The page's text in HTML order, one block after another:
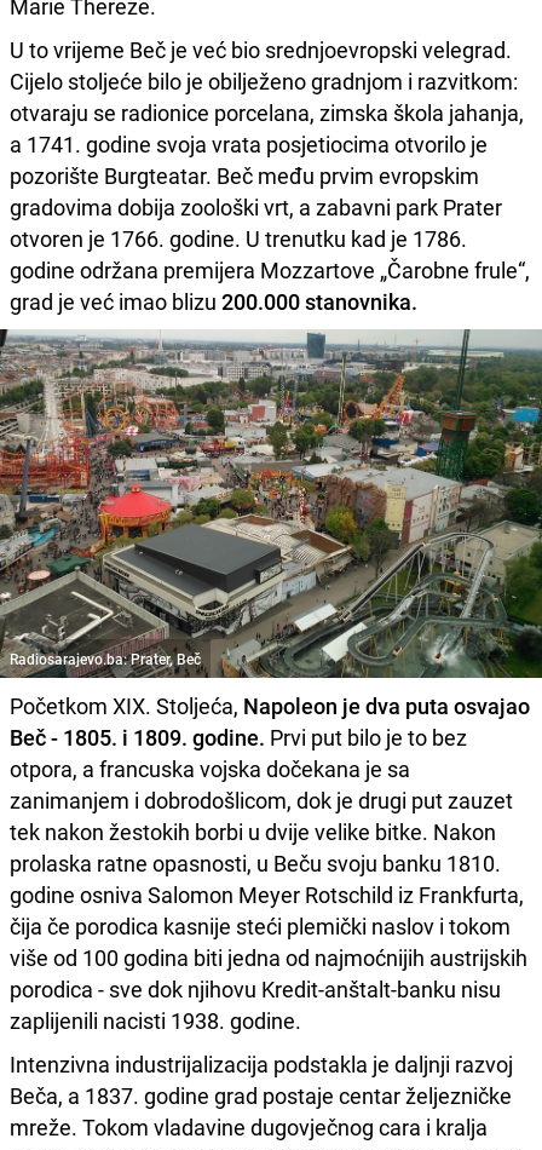
U to vrijeme Beč je već bio srednjoevropski velegrad.
Cijelo stoljeće bilo je obilježeno gradnjom i razvitkom:
otvaraju se radionice porcelana, zimska škola jahanja,
a 1741. godine svoja vrata posjetiocima otvorilo je
pozorište Burgteatar. Beč među prvim evropskim
gradovima dobija zoološki vrt, a zabavni park Prater
otvoren je 1766. godine. U trenutku kad je 1786.
godine održana premijera Mozzartove „Čarobne frule“,
grad je već imao blizu 200.000 stanovnika.
Radiosarajevo.ba: Prater, Beč
Početkom XIX. Stoljeća, Napoleon je dva puta osvajao
Beč - 1805. i 1809. godine. Prvi put bilo je to bez
otpora, a francuska vojska dočekana je sa
zanimanjem i dobrodošlicom, dok je drugi put zauzet
tek nakon žestokih borbi u dvije velike bitke. Nakon
prolaska ratne opasnosti, u Beču svoju banku 1810.
godine osniva Salomon Meyer Rotschild iz Frankfurta,
čija če porodica kasnije steći plemički naslov i tokom
više od 100 godina biti jedna od najmoćnijih austrijskih
porodica - sve dok njihovu Kredit-anštalt-banku nisu
zaplijenili nacisti 1938. godine.
Intenzivna industrijalizacija podstakla je daljnji razvoj
Beča, a 1837. godine grad postaje centar željezničke
mreže. Tokom vladavine dugovječnog cara i kralja